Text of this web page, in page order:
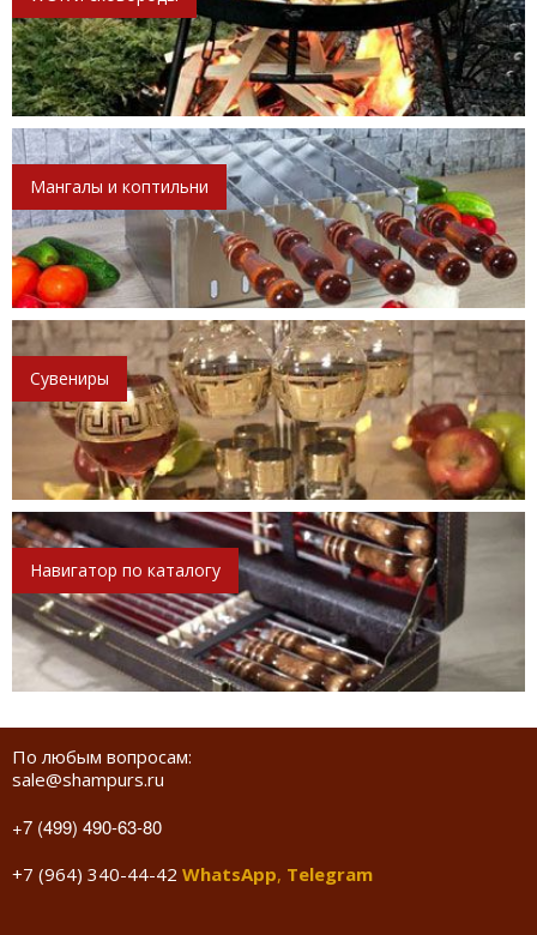
Мангалы и коптильни
Сувениры
Навигатор по каталогу
По любым вопросам:
sale@shampurs.ru
+7 (499) 490-63-80
+7 (964) 340-44-42 WhatsApp, Telegram